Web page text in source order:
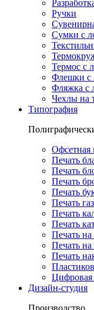
Ручки
Сумки с
Термос с
Флешки с
Фляжка с
Чехлы на
Типография
Офсетная
Печать
Печать
Печать
Печать
Печать
Печать
Печать
Печать на
Печать на
Печать
Цифровая
Дизайн-студия
Производство